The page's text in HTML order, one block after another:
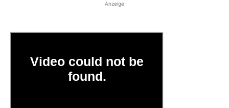
Anzeige